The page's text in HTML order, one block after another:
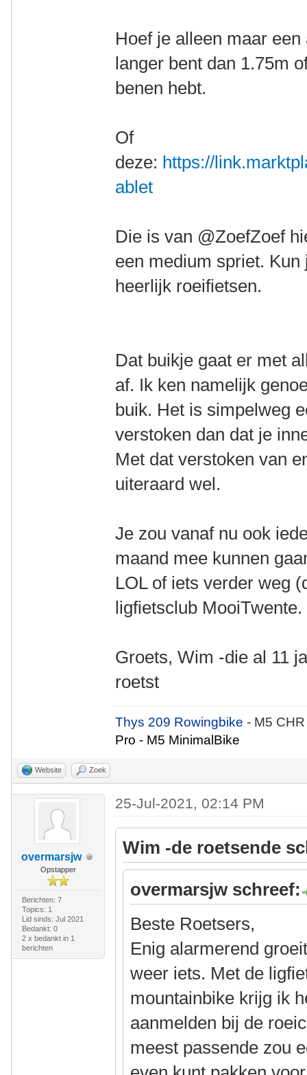
Hoef je alleen maar
langer bent dan 1.75m
benen hebt.
Of
deze: https://
ablet
Die is van @ZoefZoef
een medium spriet.
heerlijk roeifietsen.
Dat buikje gaat er met
af. Ik ken namelijk
buik. Het is simpelweg
verstoken dan dat je
Met dat verstoken van
uiteraard wel.
Je zou vanaf nu ook
maand mee kunnen
LOL of iets verder weg
ligfietsclub MooiTwente.
Groets, Wim -die al 11
roetst
Thys 209 Rowingbike- M5
Pro - M5 MinimalBike
Website Zoek
overmarsjw
Opstapper
Berichten: 7
Topics: 1
Lid sinds: Jul 2021
Bedankt: 0
2 x bedankt in 1
berichten
25-Jul-2021, 02:14 PM
Wim -de roetsende
overmarsjw schreef:
Beste Roetsers,
Enig alarmerend
weer iets. Met de
mountainbike krijg ik
aanmelden bij de
meest passende zou